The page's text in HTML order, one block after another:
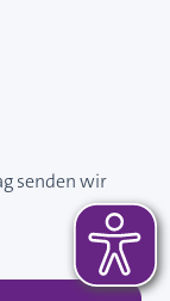
senden wir